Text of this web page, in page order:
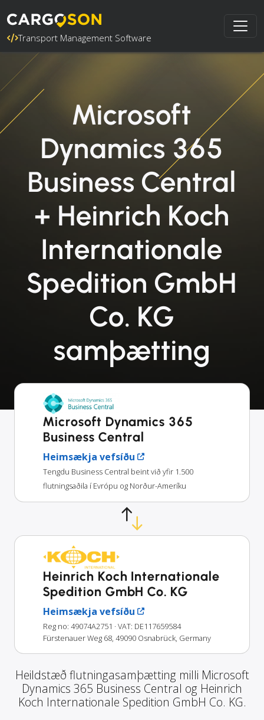
Transport Management Software
Microsoft
Dynamics 365
Business Central
+ Heinrich Koch
Internationale
Spedition GmbH
Co. KG
samþætting
Microsoft Dynamics 365
Business Central
Heimsækja vefsíðu
Tengdu Business Central beint við yfir 1.500
flutningsaðila í Evrópu og Norður-Ameríku
Heinrich Koch Internationale
Spedition GmbH Co. KG
Heimsækja vefsíðu
Reg no: 49074A2751 · VAT: DE117659584
Fürstenauer Weg 68, 49090 Osnabrück, Germany
Heildstæð flutningasamþætting milli Microsoft
Dynamics 365 Business Central og Heinrich
Koch Internationale Spedition GmbH Co. KG.